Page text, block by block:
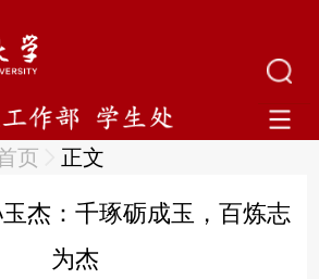
页 正文
杰：千琢砺成玉，百炼志
为杰